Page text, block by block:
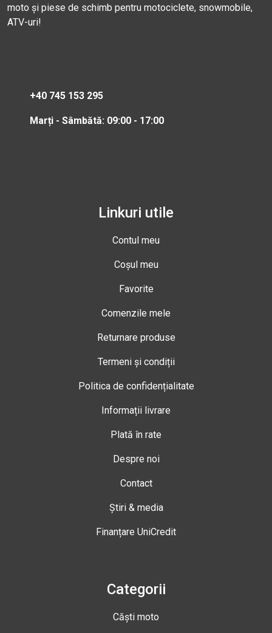
moto și piese de schimb pentru motociclete, snowmobile,
ATV-uri!
+40 745 153 295
Marți - Sâmbătă: 09:00 - 17:00
Linkuri utile
Contul meu
Coșul meu
Favorite
Comenzile mele
Returnare produse
Termeni și condiții
Politica de confidențialitate
Informații livrare
Plată în rate
Despre noi
Contact
Știri & media
Finanțare UniCredit
Categorii
Căști moto